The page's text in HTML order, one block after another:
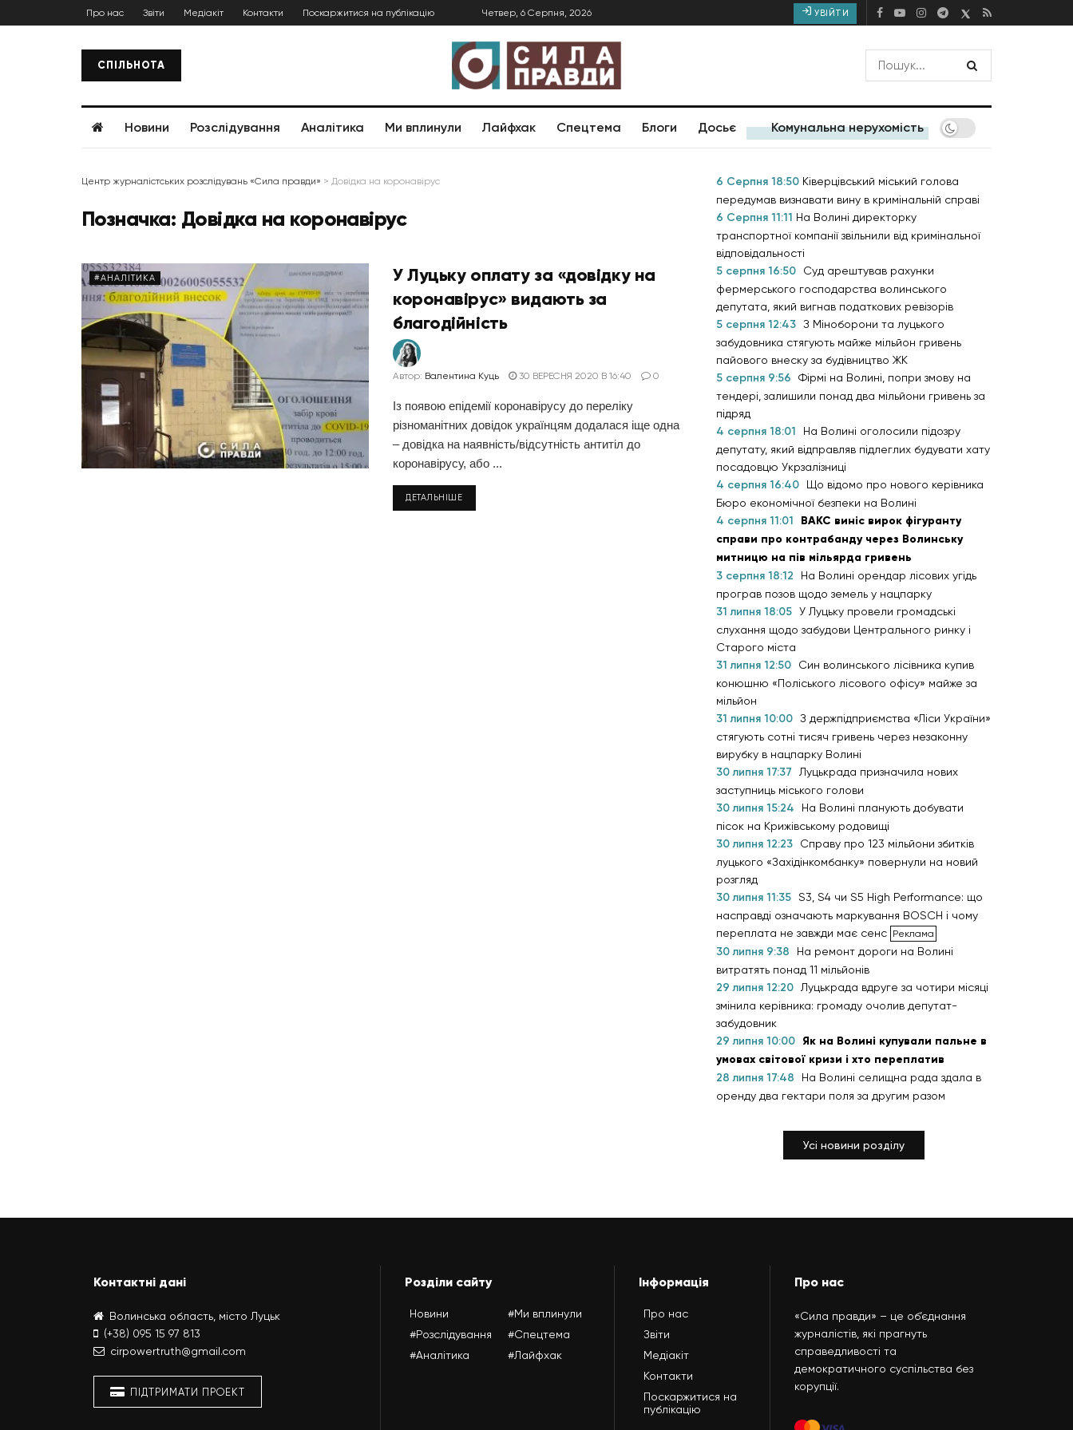
Про нас Звіти Медіакіт Контакти Поскаржитися на публікацію Четвер, 6 Серпня, 2026 УВІЙТИ
СПІЛЬНОТА
Новини Розслідування Аналітика Ми вплинули Лайфхак Спецтема Блоги Досьє Комунальна нерухомість
Центр журналістських розслідувань «Сила правди» > Довідка на коронавірус
Позначка: Довідка на коронавірус
#АНАЛІТИКА
У Луцьку оплату за «довідку на
коронавірус» видають за
благодійність
Автор: Валентина Куць 30 ВЕРЕСНЯ 2020 В 16:40 0
Із появою епідемії коронавірусу до переліку
різноманітних довідок українцям додалася іще одна
– довідка на наявність/відсутність антитіл до
коронавірусу, або ...
ДЕТАЛЬНІШЕ
6 Серпня 18:50 Ківерцівський міський голова
передумав визнавати вину в кримінальній справі
6 Серпня 11:11 На Волині директорку
транспортної компанії звільнили від кримінальної
відповідальності
5 серпня 16:50
Суд арештував рахунки
фермерського господарства волинського
депутата, який вигнав податкових ревізорів
5 серпня 12:43 З Міноборони та луцького
забудовника стягують майже мільйон гривень
пайового внеску за будівництво ЖК
5 серпня 9:56
Фірмі на Волині, попри змову на
тендері, залишили понад два мільйони гривень за
підряд
4 серпня 18:01
На Волині оголосили підозру
депутату, який відправляв підлеглих будувати хату
посадовцю Укрзалізниці
4 серпня 16:40
Що відомо про нового керівника
Бюро економічної безпеки на Волині
4 серпня 11:01
ВАКС виніс вирок фігуранту
справи про контрабанду через Волинську
митницю на пів мільярда гривень
3 серпня 18:12
На Волині орендар лісових угідь
програв позов щодо земель у нацпарку
31 липня 18:05 У Луцьку провели громадські
слухання щодо забудови Центрального ринку і
Старого міста
31 липня 12:50
Син волинського лісівника купив
конюшню «Поліського лісового офісу» майже за
мільйон
31 липня 10:00 З держпідприємства «Ліси України»
стягують сотні тисяч гривень через незаконну
вирубку в нацпарку Волині
30 липня 17:37
Луцькрада призначила нових
заступниць міського голови
30 липня 15:24
На Волині планують добувати
пісок на Крижівському родовищі
30 липня 12:23
Справу про 123 мільйони збитків
луцького «Західінкомбанку» повернули на новий
розгляд
30 липня 11:35 S3, S4 чи S5 High Performance: що
насправді означають маркування BOSCH і чому
переплата не завжди має сенс
30 липня 9:38
На ремонт дороги на Волині
витратять понад 11 мільйонів
29 липня 12:20
Луцькрада вдруге за чотири місяці
змінила керівника: громаду очолив депутат-
забудовник
29 липня 10:00 Як на Волині купували пальне в
умовах світової кризи і хто переплатив
28 липня 17:48
На Волині селищна рада здала в
оренду два гектари поля за другим разом
Усі новини розділу
Контактні дані
Волинська область, місто Луцьк
(+38) 095 15 97 813
cirpowertruth@gmail.com
ПІДТРИМАТИ ПРОЕКТ
Розділи сайту
Новини
#Розслідування
#Аналітика
#Ми вплинули
#Спецтема
#Лайфхак
Інформація
Про нас
Звіти
Медіакіт
Контакти
Поскаржитися на
публікацію
Про нас
«Сила правди» – це об’єднання
журналістів, які прагнуть
справедливості та
демократичного суспільства без
корупції.